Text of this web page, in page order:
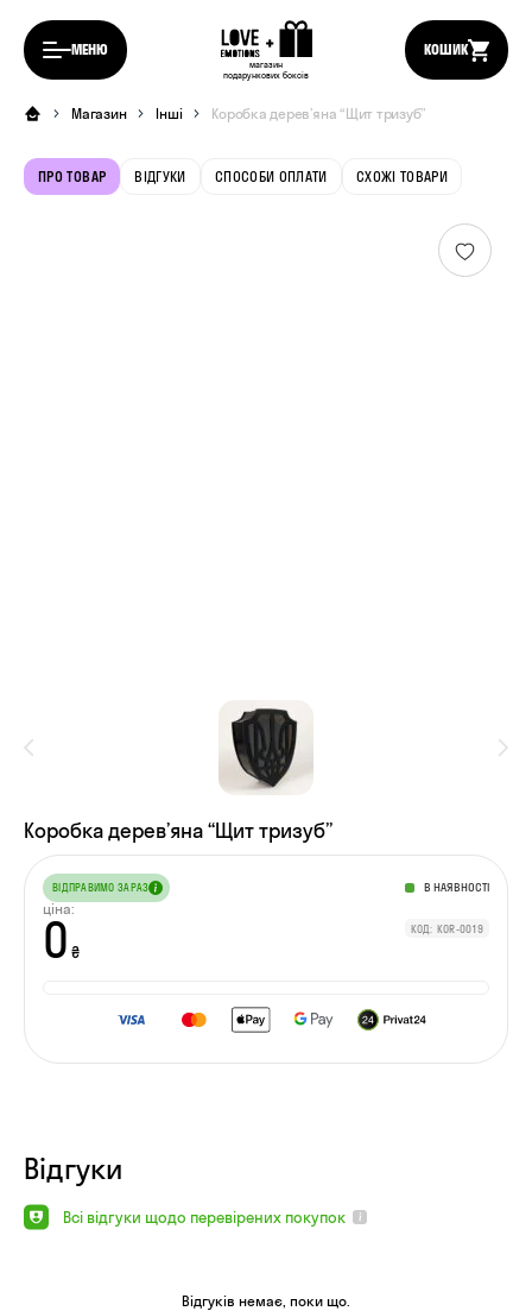
МЕНЮ
магазин
подарункових боксів
КОШИК
Магазин Інші Коробка деревʼяна “Щит тризуб”
ПРО ТОВАР ВІДГУКИ СПОСОБИ ОПЛАТИ СХОЖІ ТОВАРИ
Коробка деревʼяна “Щит тризуб”
ВІДПРАВИМО ЗАРАЗ В НАЯВНОСТІ
КОД: KOR-0019
ціна:
0 ₴
Відгуки
Всі відгуки щодо перевірених покупок
Відгуків немає, поки що.